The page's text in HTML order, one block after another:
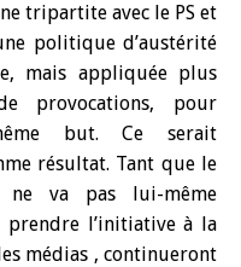
tripartite avec le PS et
politique d’austérité
mais appliquée plus
provocations, pour
but. Ce serait
résultat. Tant que le
ne va pas lui-même
l’initiative à la
médias , continueront